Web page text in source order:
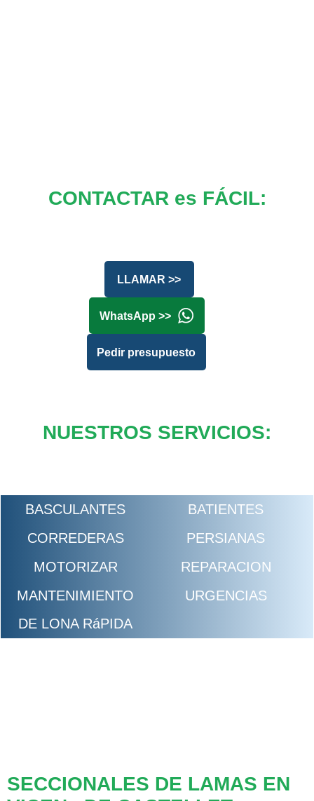
CONTACTAR es FÁCIL:
LLAMAR >>
WhatsApp >>
Pedir presupuesto
NUESTROS SERVICIOS:
BASCULANTES
BATIENTES
CORREDERAS
PERSIANAS
MOTORIZAR
REPARACION
MANTENIMIENTO
URGENCIAS
DE LONA RáPIDA
SECCIONALES DE LAMAS EN